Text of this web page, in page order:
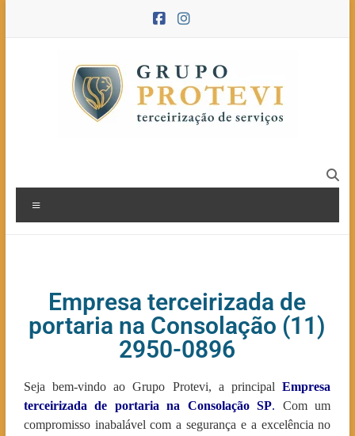
Empresa terceirizada de
portaria na Consolação (11)
2950-0896
Seja bem-vindo ao Grupo Protevi, a principalEmpresa
terceirizada de portaria na ConsolaçãoSP. Com um
compromisso inabalável com a segurança e a excelência no